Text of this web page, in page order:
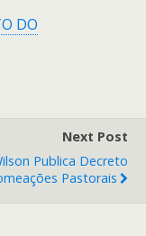
DO
Next Post
Publica Decreto
Pastorais